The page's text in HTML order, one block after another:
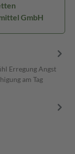
GmbH
Erregung Angst
am Tag